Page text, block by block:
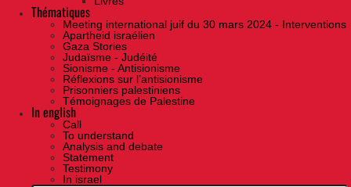
Thématiques
Meeting international juif du 30 mars 2024 - Interventions
Apartheid israélien
Gaza Stories
Judaïsme - Judéité
Sionisme - Antisionisme
Réflexions sur l’antisionisme
Prisonniers palestiniens
Témoignages de Palestine
In english
Call
To understand
Analysis and debate
Statement
Testimony
In israel